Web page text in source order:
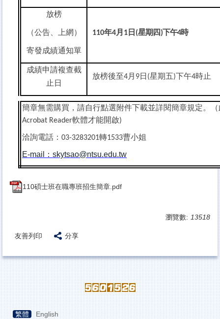
放榜
（公告、上網）
寄發成績通知單
110年4月 1 日 (星期四)下午4時
成績申請複查截
止日
放榜後至4月 9日 (星期五) 下午4時止
簡章無需購買，請自行點選附件下載並詳閱簡章規定。
Acrobat Reader軟體才能開啟)
洽詢電話： 03-3283201轉1533曹小姐
E-mail ： skytsao@ntsu.edu.tw
110碩士班在職專班招生簡章.pdf
瀏覽數: 13518
友善列印 分享
繁體 English